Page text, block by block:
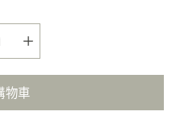
物車